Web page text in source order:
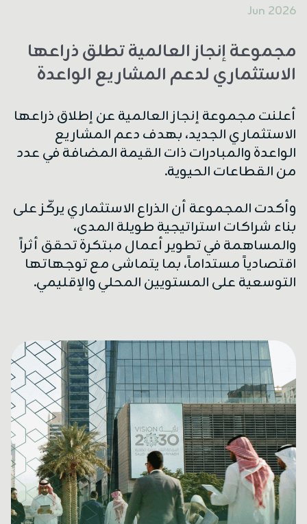
2026 Jun
مجموعة إنجاز العالمية تطلق ذراعها
الاستثماري لدعم المشاريع الواعدة
أعلنت مجموعة إنجاز العالمية عن إطلاق ذراعها
الاستثماري الجديد، بهدف دعم المشاريع
الواعدة والمبادرات ذات القيمة المضافة في عدد
من القطاعات الحيوية.
وأكدت المجموعة أن الذراع الاستثماري يركّز على
بناء شراكات استراتيجية طويلة المدى،
والمساهمة في تطوير أعمال مبتكرة تحقق أثراً
اقتصادياً مستداماً، بما يتماشى مع توجهاتها
التوسعية على المستويين المحلي والإقليمي.